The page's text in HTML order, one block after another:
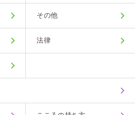
その他
法律